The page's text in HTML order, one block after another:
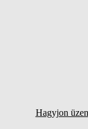
Hagyjon